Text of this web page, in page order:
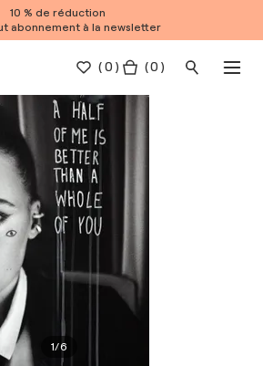
10 % de réduction
abonnement à la newsletter
(0 ) ( 0 )
1/6